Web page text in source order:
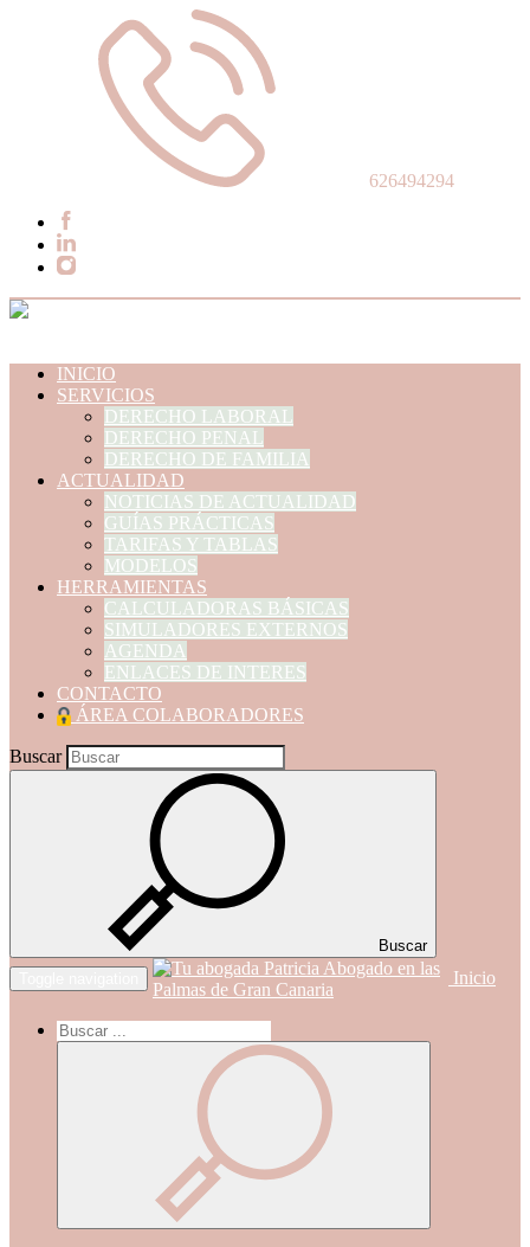
626494294
INICIO
SERVICIOS
DERECHO LABORAL
DERECHO PENAL
DERECHO DE FAMILIA
ACTUALIDAD
NOTICIAS DE ACTUALIDAD
GUÍAS PRÁCTICAS
TARIFAS Y TABLAS
MODELOS
HERRAMIENTAS
CALCULADORAS BÁSICAS
SIMULADORES EXTERNOS
AGENDA
ENLACES DE INTERES
CONTACTO
ÁREA COLABORADORES
Buscar
Buscar
Inicio